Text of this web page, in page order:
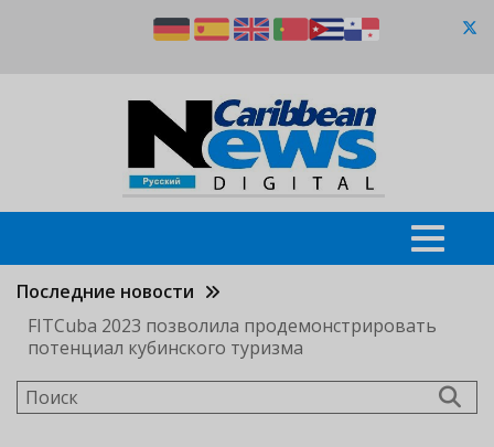
Последние новости
FITCuba 2023 позволила продемонстрировать
потенциал кубинского туризма
Поиск